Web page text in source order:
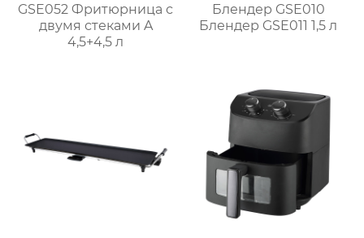
GSE052 Фритюрница с
двумя стеками A
4,5+4,5 л
Блендер GSE010
Блендер GSE011 1,5 л